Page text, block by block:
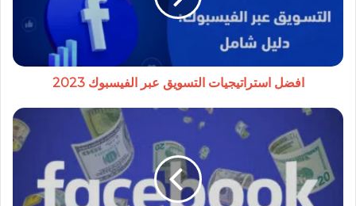
2023
افضل استراتيجيات التسويق عبر الفيسبوك 2023
كيفية
الفيس
بوك